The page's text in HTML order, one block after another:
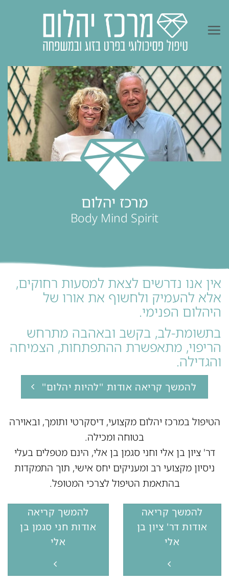
דר' ציון בן אלי וחני סגמן בן אלי
מרכז יהלום
Body Mind Spirit
אין אנו נדרשים לצאת למסעות רחוקים,
אלא להעמיק ולחשוף את אורו של
היהלום הפנימי.
בתשומת-לב, בקשב ובאהבה מתרחש
הריפוי, מתאפשרת ההתפתחות, הצמיחה
והגדילה.
להמשך קריאה אודות ''להיות יהלום''
הטיפול במרכז יהלום מקצועי, דיסקרטי ותומך, ובאוירה
בטוחה ומכילה.
דר' ציון בן אלי וחני סגמן בן אלי, הינם מטפלים בעלי
ניסיון מקצועי רב ומעניקים יחס אישי, תוך התמקדות
בהתאמת הטיפול לצרכי המטופל.
להמשך קריאה
אודות דר' ציון בן
אלי
להמשך קריאה
אודות חני סגמן בן
אלי